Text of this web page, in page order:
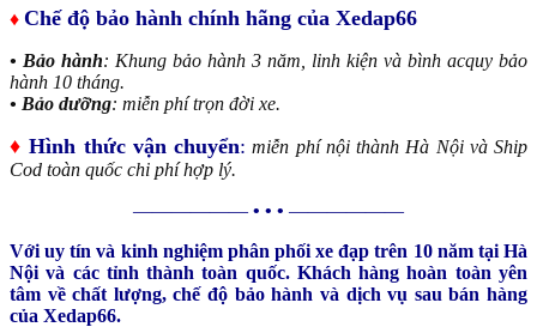
♦ Chế độ bảo hành chính hãng của Xedap66
• Bảo hành: Khung bảo hành 3 năm, linh kiện và bình acquy bảo
hành 10 tháng.
• Bảo dưỡng: miễn phí trọn đời xe.
♦ Hình thức vận chuyển: miễn phí nội thành Hà Nội và Ship
Cod toàn quốc chi phí hợp lý.
—————— • • • ——————
Với uy tín và kinh nghiệm phân phối xe đạp trên 10 năm tại Hà
Nội và các tỉnh thành toàn quốc. Khách hàng hoàn toàn yên
tâm về chất lượng, chế độ bảo hành và dịch vụ sau bán hàng
của Xedap66.